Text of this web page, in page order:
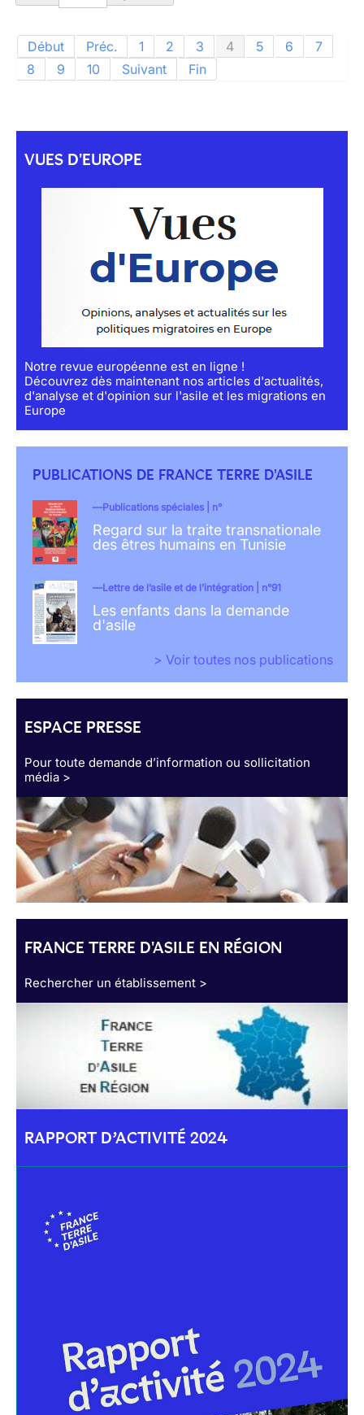
Début Préc. 1 2 3 4 5 6
7
8
9 10 Suivant Fin
VUES D'EUROPE
Notre revue européenne est en ligne !
Découvrez dès maintenant nos articles d'actualités,
d'analyse et d'opinion sur l'asile et les migrations en
Europe
PUBLICATIONS DE FRANCE TERRE D'ASILE
Publications spéciales | n°
Regard sur la traite transnationale
des êtres humains en Tunisie
Lettre de l’asile et de l’intégration | n°91
Les enfants dans la demande
d'asile
> Voir toutes nos publications
ESPACE PRESSE
Pour toute demande d’information ou sollicitation
média >
FRANCE TERRE D'ASILE EN RÉGION
Rechercher un établissement >
RAPPORT D’ACTIVITÉ 2024